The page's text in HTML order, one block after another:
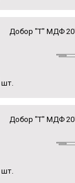
Добор "Т" МДФ
шт.
Добор "Т" МДФ
шт.